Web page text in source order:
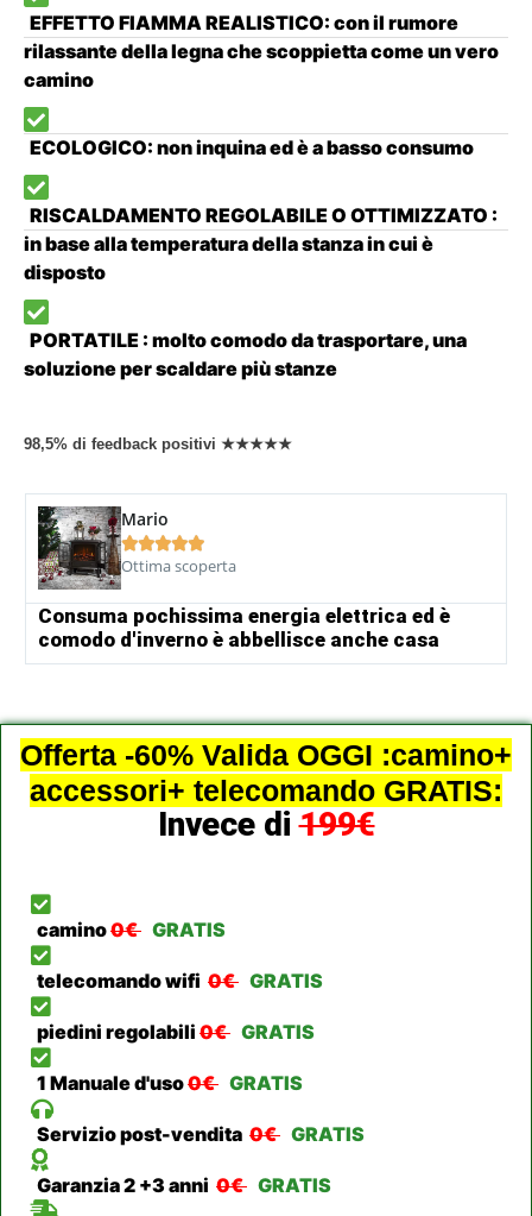
EFFETTO FIAMMA REALISTICO: con il rumore
rilassante della legna che scoppietta come un vero
camino
ECOLOGICO: non inquina ed è a basso consumo
RISCALDAMENTO REGOLABILE O OTTIMIZZATO :
in base alla temperatura della stanza in cui è
disposto
PORTATILE : molto comodo da trasportare, una
soluzione per scaldare più stanze
98,5% di feedback positivi ★★★★★
Mario

Ottima scoperta
Consuma pochissima energia elettrica ed è
comodo d'inverno è abbellisce anche casa
Offerta -60% Valida OGGI :camino+
accessori+ telecomando GRATIS:
Invece di199€
camino0€ GRATIS
telecomando wifi 0€ GRATIS
piedini regolabili 0€ GRATIS
1 Manuale d'uso0€ GRATIS
Servizio post-vendita 0€ GRATIS
Garanzia 2 +3 anni 0€ GRATIS